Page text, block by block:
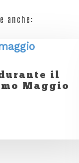
anche:
il
Maggio